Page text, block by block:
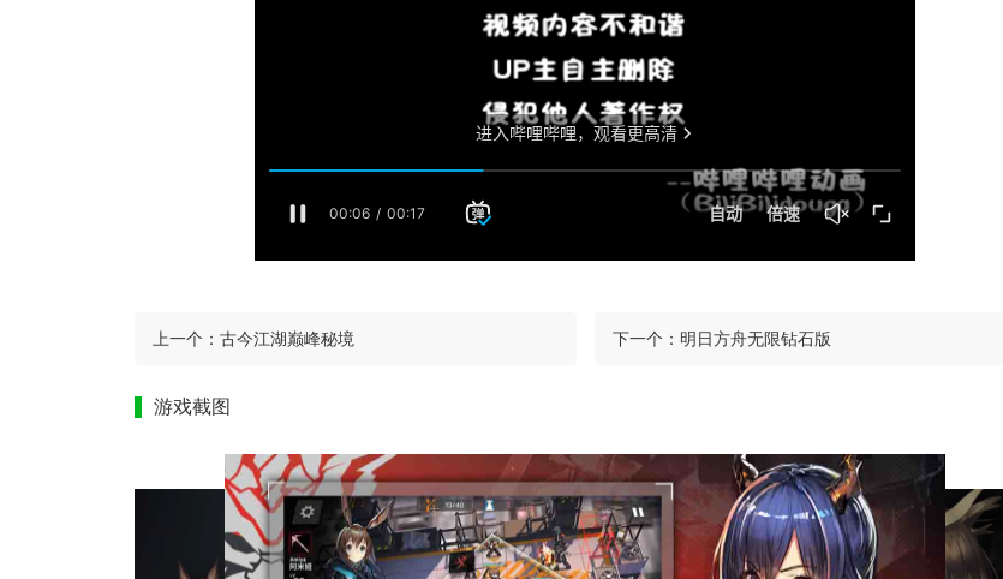
上一个： 古今江湖巅峰秘境 下一个： 明日方舟无限钻石版
游戏截图